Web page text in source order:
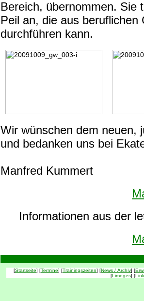
Bereich, übernommen. Sie
Peil an, die aus
durchführen kann.
Wir wünschen dem neuen,
und bedanken uns bei
Manfred Kummert
Informationen aus der
[Startseite] [Termine] [Trainingszeiten] [News / Archiv] [
[Limoges] [